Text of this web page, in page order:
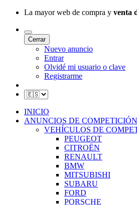
La mayor web de compra y venta
Cerrar
Nuevo anuncio
Entrar
Olvidé mi usuario o clave
Registrarme
INICIO
ANUNCIOS DE COMPETICIÓN
VEHÍCULOS DE
PEUGEOT
CITROËN
RENAULT
BMW
MITSUBISHI
SUBARU
FORD
PORSCHE